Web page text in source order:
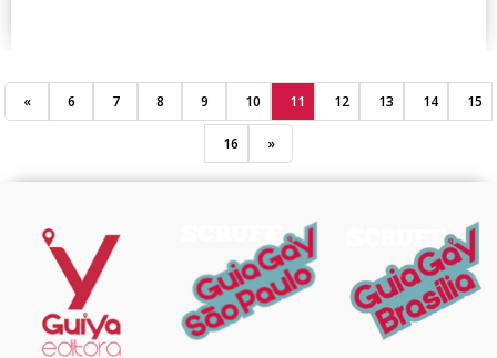
« 6 7 8 9 10 11 12 13 14 15
16 »